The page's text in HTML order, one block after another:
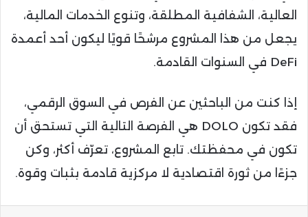
العالية، الشفافية المطلقة، وتنوع الخدمات المالية،
يجعل من هذا المشروع مرشحًا قويًا ليكون أحد أعمدة
DeFi في السنوات القادمة.
إذا كنت من الباحثين عن الفرص في السوق الرقمي،
فقد تكون DOLO هي الفرصة التالية التي تستحق أن
تكون في محفظتك. تابع المشروع، تعرّف أكثر، وكن
جزءًا من ثورة اقتصادية لا مركزية قادمة بثبات وقوة.